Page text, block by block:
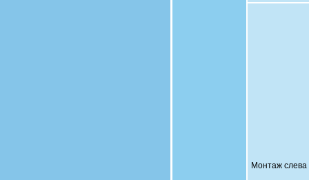
Монтаж слева